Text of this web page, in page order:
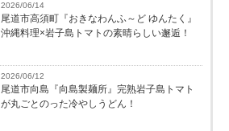
2026/06/14
尾道市高須町『おきなわんふ～ど ゆんたく』
沖縄料理×岩子島トマトの素晴らしい邂逅！
2026/06/12
尾道市向島『向島製麺所』完熟岩子島トマト
が丸ごとのった冷やしうどん！